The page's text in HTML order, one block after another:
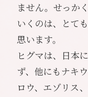
ません。せっか
いくのは、とて
思います。
ヒグマは、日本
ず、他にもナキ
ロウ、エゾリス